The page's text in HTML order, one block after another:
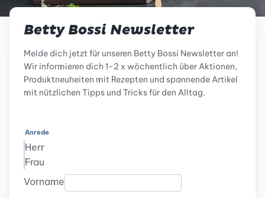
Betty Bossi Newsletter
Melde dich jetzt für unseren Betty Bossi Newsletter an!
Wir informieren dich 1-2 x wöchentlich über Aktionen,
Produktneuheiten mit Rezepten und spannende Artikel
mit nützlichen Tipps und Tricks für den Alltag.
Anrede
Herr
Frau
Vorname